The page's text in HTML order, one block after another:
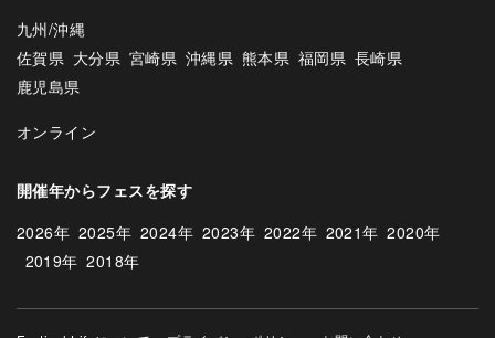
九州/沖縄
佐賀県 大分県 宮崎県 沖縄県 熊本県 福岡県 長崎県
鹿児島県
オンライン
開催年からフェスを探す
2026年 2025年 2024年 2023年 2022年 2021年 2020年
2019年 2018年